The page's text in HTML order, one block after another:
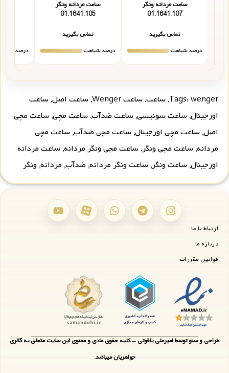
ساعت مردانه ونگر
01.1641.107
تماس بگیرید
درصد شباهت:
ساعت مردانه ونگر
01.1641.105
تماس بگیرید
درصد شباهت:
درصد
Tags: wenger
, ساعت, ساعت Wenger , ساعت اصل, ساعت
اورجینال, ساعت سوئیسی, ساعت ضدآب, ساعت مچی, ساعت مچی
اصل, ساعت مچی اورجینال, ساعت مچی ضدآب, ساعت مچی
مردانه, ساعت مچی ونگر, ساعت مچی ونگر مردانه, ساعت مردانه
اورجینال, ساعت ونگر, ساعت ونگر مردانه, ضدآب, مردانه, ونگر
ارتباط با ما
درباره ما
قوانین مقررات
طراحی و سئو توسط امیرعلی یاقوتی - کلیه حقوق مادی و معنوی این سایت متعلق به گالری
جواهریان میباشد.